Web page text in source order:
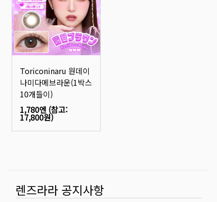
Toriconinaru 원데이
나미다메브라운(1박스
10개들이)
1,780엔 (참고:
17,800원)
렌즈라라 공지사항